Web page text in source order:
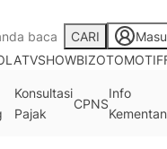
CARI
TVSHOWBIZOTOMOTIF
Konsultasi
Pajak
CPNS
Info
Kementan